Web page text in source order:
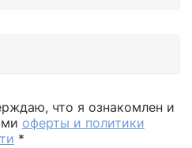
что я ознакомлен и
оферты и политики
*